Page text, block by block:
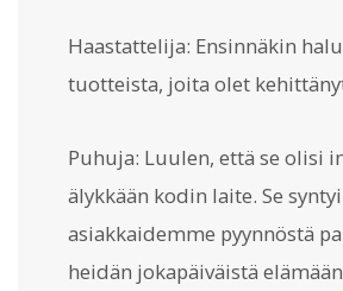
Haastattelija: Ensinnäkin
tuotteista, joita olet
Puhuja: Luulen, että se olisi
älykkään kodin laite. Se syntyi
asiakkaidemme pyynnöstä
heidän jokapäiväistä